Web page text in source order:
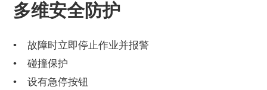
多维安全防护
故障时立即停止作业并报警
碰撞保护
设有急停按钮